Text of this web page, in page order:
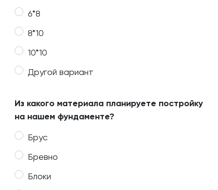
6*8
8*10
10*10
Другой вариант
Из какого материала планируете постройку
на нашем фундаменте?
Брус
Бревно
Блоки